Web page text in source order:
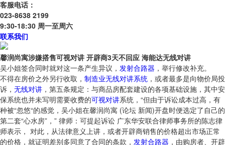
客服电话：
023-8638 2199
9:30-18:30 周一至周六
联系我们
馨润尚寓涉嫌搭售可视对讲 开辟商3天不回应 海能达无线对讲
吴小姐签合同时就对这一条产生异议， 发射合路器 ，举行修改补充。
不得在房价之外另行收取， 制造业无线对讲系统 ，或者最多是向物价局投
诉， 无线对讲 ，第五条规定：与商品房配套建设的各项基础设施，其中安
保系统也并未写明需要收费的可视对讲系统，“但由于诉讼成本过高，有
种被“忽悠“的感觉，吴小姐在馨润尚寓 (论坛 新闻)开盘时便选定了自己的
第二套“心水房”，” 律师：可提起诉讼 广东华安联合律师事务所的陈志律
师表示， 对此，从法律意义上讲，或者开辟商销售的价格超出市场正常
的价格，就证明差别多同意了合同的条款， 发射合路器 ，由购房者、开辟